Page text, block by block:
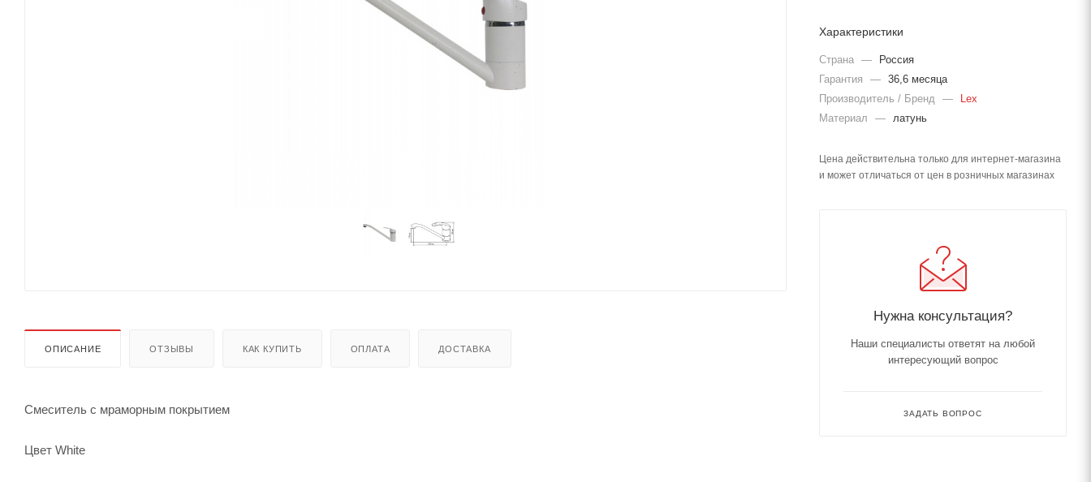
ОПИСАНИЕ ОТЗЫВЫ КАК КУПИТЬ ОПЛАТА ДОСТАВКА
Смеситель с мраморным покрытием
Цвет White
Характеристики
Страна —
Россия
Гарантия
— 36,6 месяца
Производитель / Бренд —
Lex
Материал
— латунь
Цена действительна только для интернет-магазина
и может отличаться от цен в розничных магазинах
Нужна консультация?
Наши специалисты ответят на любой
интересующий вопрос
ЗАДАТЬ ВОПРОС